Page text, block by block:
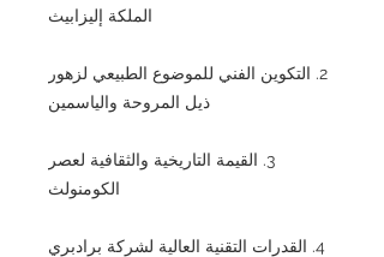
الملكة إليزابيث
2. التكوين الفني للموضوع الطبيعي لزهور
ذيل المروحة والياسمين
3. القيمة التاريخية والثقافية لعصر
الكومنولث
4. القدرات التقنية العالية لشركة برادبري